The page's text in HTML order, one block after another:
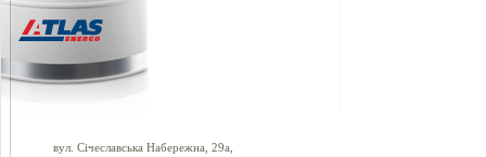
вул. Січеславська Набережна, 29а,